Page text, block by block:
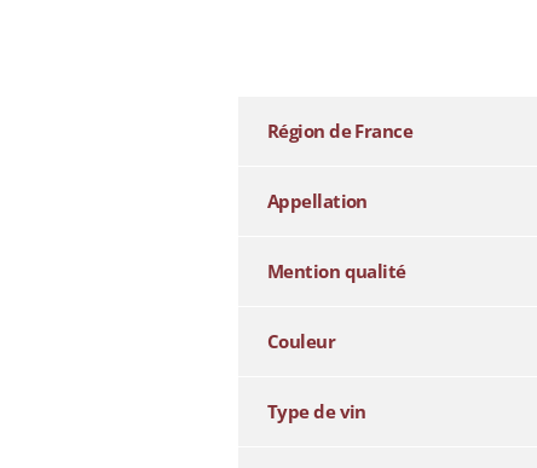
Région de France
Appellation
Mention qualité
Couleur
Type de vin